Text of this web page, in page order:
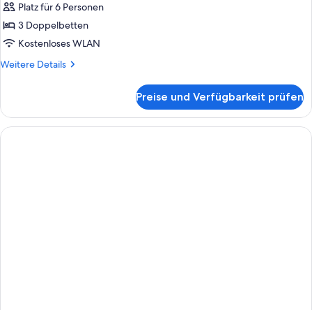
Familien-
Suite
anzeigen
Platz für 6 Personen
3 Doppelbetten
Kostenloses WLAN
Weitere Details
Weitere
Suite
Preise und Verfügbarkeit prüfen